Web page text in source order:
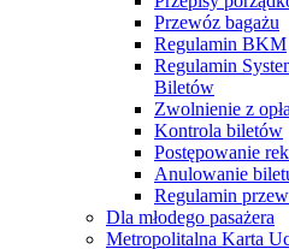
Przewóz bagażu
Regulamin BKM
Regulamin
Biletów
Zwolnienie z
Kontrola biletów
Postępowanie
Anulowanie
Regulamin
Dla młodego pasażera
Metropolitalna Karta